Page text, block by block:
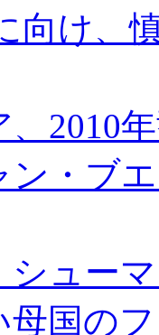
向け、
、2010
ン・ブ
シュー
母国の